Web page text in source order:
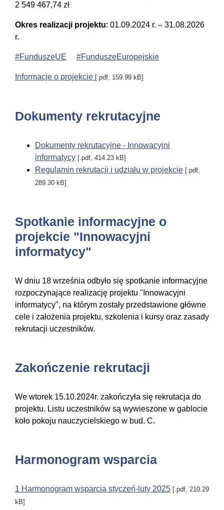
2 549 467,74 zł
Okres realizacji projektu: 01.09.2024 r. – 31.08.2026
r.
#FunduszeUE #FunduszeEuropejskie
Informacje o projekcie [.pdf, 159.99 kB]
Dokumenty rekrutacyjne
Dokumenty rekrutacyjne - Innowacyjni
informatycy [.pdf, 414.23 kB]
Regulamin rekrutacji i udziału w projekcie [.pdf,
289.30 kB]
Spotkanie informacyjne o
projekcie "Innowacyjni
informatycy"
W dniu 18 września odbyło się spotkanie informacyjne
rozpoczynające realizację projektu "Innowacyjni
informatycy", na którym zostały przedstawione główne
cele i założenia projektu, szkolenia i kursy oraz zasady
rekrutacji uczestników.
Zakończenie rekrutacji
We wtorek 15.10.2024r. zakończyła się rekrutacja do
projektu. Listu uczestników są wywieszone w gablocie
koło pokoju nauczycielskiego w bud. C.
Harmonogram wsparcia
1 Harmonogram wsparcia styczeń-luty 2025 [.pdf, 210.29
kB]